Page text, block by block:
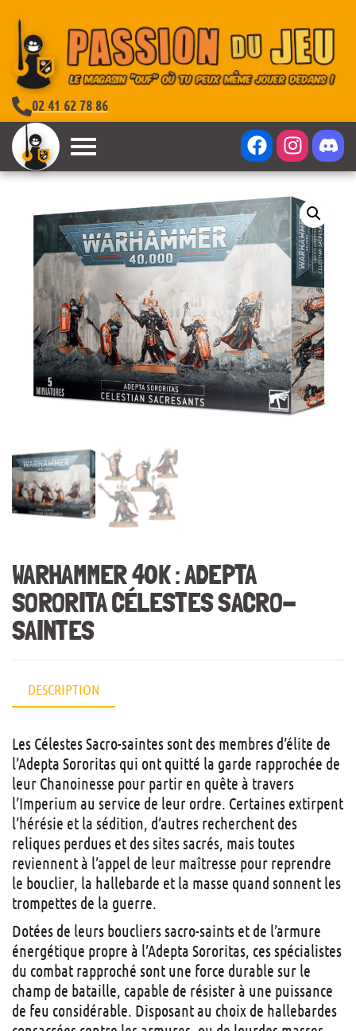
02 41 62 78 86
WARHAMMER 40K : ADEPTA
SORORITA CÉLESTES SACRO-
SAINTES
DESCRIPTION
Les Célestes Sacro-saintes sont des membres d’élite de
l’Adepta Sororitas qui ont quitté la garde rapprochée de
leur Chanoinesse pour partir en quête à travers
l’Imperium au service de leur ordre. Certaines extirpent
l’hérésie et la sédition, d’autres recherchent des
reliques perdues et des sites sacrés, mais toutes
reviennent à l’appel de leur maîtresse pour reprendre
le bouclier, la hallebarde et la masse quand sonnent les
trompettes de la guerre.
Dotées de leurs boucliers sacro-saints et de l’armure
énergétique propre à l’Adepta Sororitas, ces spécialistes
du combat rapproché sont une force durable sur le
champ de bataille, capable de résister à une puissance
de feu considérable. Disposant au choix de hallebardes